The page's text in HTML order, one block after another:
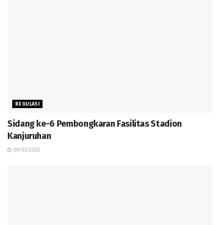
REGULASI
Sidang ke-6 Pembongkaran Fasilitas Stadion
Kanjuruhan
09/03/2023